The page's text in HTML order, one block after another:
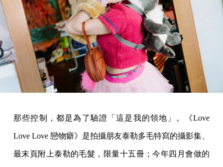
那些控制，都是為了驗證「這是我的領地」。《Love
Love Love 戀物癖》是拍攝朋友泰勒多毛特寫的攝影集、
最末頁附上泰勒的毛髮，限量十五冊；今年四月會做的